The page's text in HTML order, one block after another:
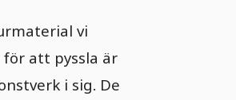
vi
att pyssla är
i sig. De